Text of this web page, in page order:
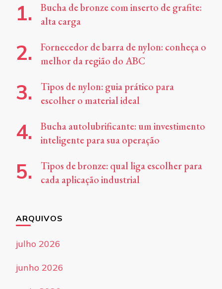
Bucha de bronze com inserto de grafite:
alta carga
Fornecedor de barra de nylon: conheça o
melhor da região do ABC
Tipos de nylon: guia prático para
escolher o material ideal
Bucha autolubrificante: um investimento
inteligente para sua operação
Tipos de bronze: qual liga escolher para
cada aplicação industrial
ARQUIVOS
julho 2026
junho 2026